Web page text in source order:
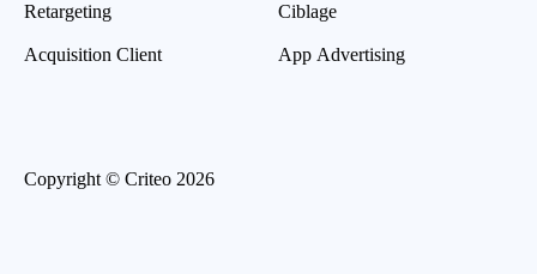
Retargeting
Acquisition Client
Ciblage
App Advertising
Copyright © Criteo 2026